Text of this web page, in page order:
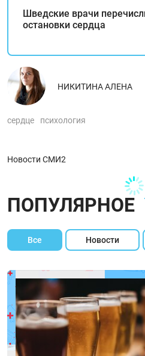
Шведские врачи
остановки сердца
НИКИТИНА АЛЕНА
сердце психология
Новости СМИ2
ПОПУЛЯРНОЕ
Все Новости